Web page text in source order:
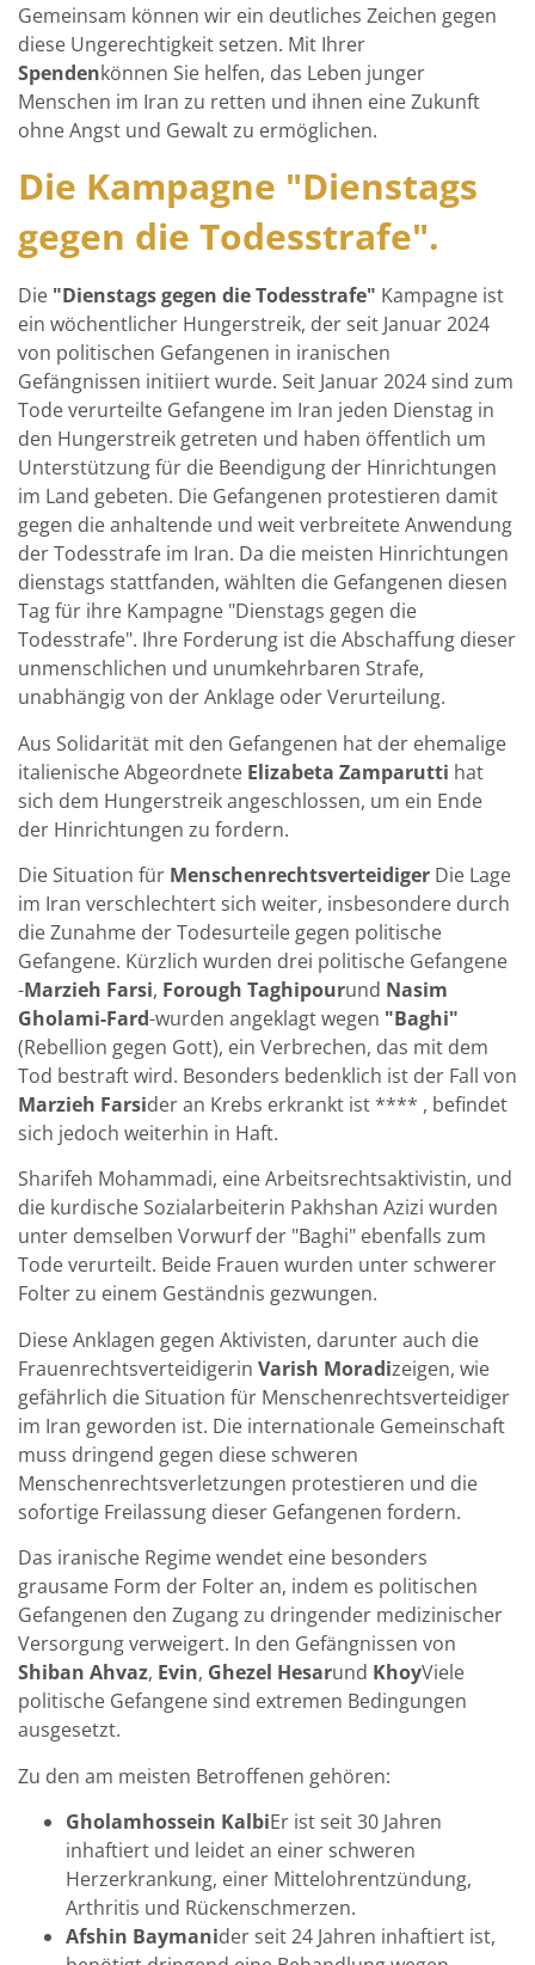
Gemeinsam können wir ein deutliches Zeichen gegen
diese Ungerechtigkeit setzen. Mit Ihrer
Spendenkönnen Sie helfen, das Leben junger
Menschen im Iran zu retten und ihnen eine Zukunft
ohne Angst und Gewalt zu ermöglichen.
Die Kampagne "Dienstags
gegen die Todesstrafe".
Die "Dienstags gegen die Todesstrafe" Kampagne ist
ein wöchentlicher Hungerstreik, der seit Januar 2024
von politischen Gefangenen in iranischen
Gefängnissen initiiert wurde. Seit Januar 2024 sind zum
Tode verurteilte Gefangene im Iran jeden Dienstag in
den Hungerstreik getreten und haben öffentlich um
Unterstützung für die Beendigung der Hinrichtungen
im Land gebeten. Die Gefangenen protestieren damit
gegen die anhaltende und weit verbreitete Anwendung
der Todesstrafe im Iran. Da die meisten Hinrichtungen
dienstags stattfanden, wählten die Gefangenen diesen
Tag für ihre Kampagne "Dienstags gegen die
Todesstrafe". Ihre Forderung ist die Abschaffung dieser
unmenschlichen und unumkehrbaren Strafe,
unabhängig von der Anklage oder Verurteilung.
Aus Solidarität mit den Gefangenen hat der ehemalige
italienische Abgeordnete Elizabeta Zamparutti hat
sich dem Hungerstreik angeschlossen, um ein Ende
der Hinrichtungen zu fordern.
Die Situation für Menschenrechtsverteidiger Die Lage
im Iran verschlechtert sich weiter, insbesondere durch
die Zunahme der Todesurteile gegen politische
Gefangene. Kürzlich wurden drei politische Gefangene
-Marzieh Farsi, Forough Taghipourund Nasim
Gholami-Fard-wurden angeklagt wegen "Baghi"
(Rebellion gegen Gott), ein Verbrechen, das mit dem
Tod bestraft wird. Besonders bedenklich ist der Fall von
Marzieh Farsider an Krebs erkrankt ist **** , befindet
sich jedoch weiterhin in Haft.
Sharifeh Mohammadi, eine Arbeitsrechtsaktivistin, und
die kurdische Sozialarbeiterin Pakhshan Azizi wurden
unter demselben Vorwurf der "Baghi" ebenfalls zum
Tode verurteilt. Beide Frauen wurden unter schwerer
Folter zu einem Geständnis gezwungen.
Diese Anklagen gegen Aktivisten, darunter auch die
Frauenrechtsverteidigerin Varish Moradizeigen, wie
gefährlich die Situation für Menschenrechtsverteidiger
im Iran geworden ist. Die internationale Gemeinschaft
muss dringend gegen diese schweren
Menschenrechtsverletzungen protestieren und die
sofortige Freilassung dieser Gefangenen fordern.
Das iranische Regime wendet eine besonders
grausame Form der Folter an, indem es politischen
Gefangenen den Zugang zu dringender medizinischer
Versorgung verweigert. In den Gefängnissen von
Shiban Ahvaz, Evin, Ghezel Hesarund KhoyViele
politische Gefangene sind extremen Bedingungen
ausgesetzt.
Zu den am meisten Betroffenen gehören:
Gholamhossein KalbiEr ist seit 30 Jahren
inhaftiert und leidet an einer schweren
Herzerkrankung, einer Mittelohrentzündung,
Arthritis und Rückenschmerzen.
Afshin Baymanider seit 24 Jahren inhaftiert ist,